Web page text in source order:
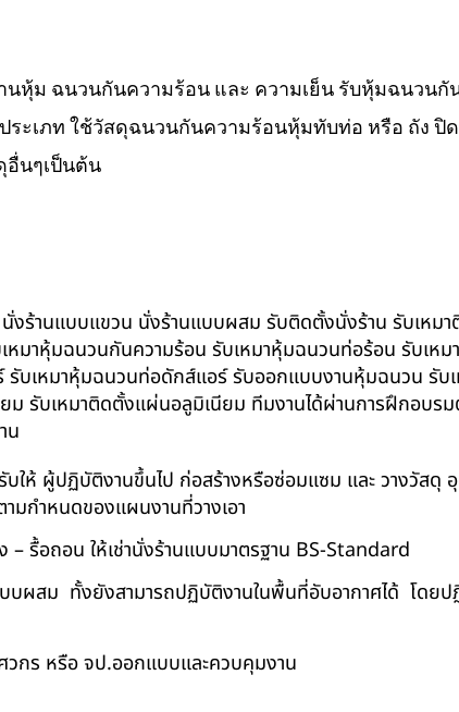
หุ้ม ฉนวนกันความร้อน และ ความเย็น รับหุ้มฉนวนกั
ระเภท ใช้วัสดุฉนวนกันความร้อนหุ้มทับท่อ หรือ ถัง
อื่นๆเป็นต้น
นั่งร้านแบบแขวน นั่งร้านแบบผสม รับติดตั้งนั่งร้าน รับเหม
าหุ้มฉนวนกันความร้อน รับเหมาหุ้มฉนวนท่อร้อน รับเหม
บเหมาหุ้มฉนวนท่อดักส์แอร์ รับออกแบบงานหุ้มฉนวน รับ
รับเหมาติดตั้งแผ่นอลูมิเนียม ทีมงานได้ผ่านการฝึกอบรม
น
บให้ ผู้ปฏิบัติงานขึ้นไป ก่อสร้างหรือซ่อมแซม และ วางวัส
มกำหนดของแผนงานที่วางเอา
รื้อถอน ให้เช่านั่งร้านแบบมาตรฐาน BS-Standard
บผสม ทั้งยังสามารถปฏิบัติงานในพื้นที่อับอากาศได้ โดยป
วกร หรือ จป.ออกแบบและควบคุมงาน